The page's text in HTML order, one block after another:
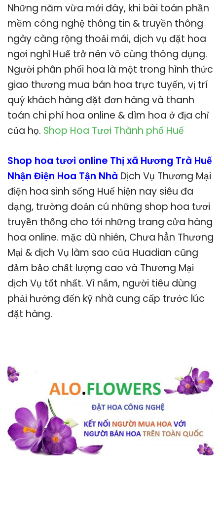
Những năm vừa mới đây, khi bài toán phần
mềm công nghệ thông tin & truyền thông
ngày càng rộng thoải mái, dịch vụ đặt hoa
ngơi nghỉ Huế trở nên vô cùng thông dụng.
Người phân phối hoa là một trong hình thức
giao thương mua bán hoa trực tuyến, vị trí
quý khách hàng đặt đơn hàng và thanh
toán chi phí hoa online & dìm hoa ở địa chỉ
của họ. Shop Hoa Tươi Thành phố Huế
Shop hoa tươi online Thị xã Hương Trà Huế
Nhận Điện Hoa Tận Nhà Dịch Vụ Thương Mại
điện hoa sinh sống Huế hiện nay siêu đa
dạng, trường đoản cú những shop hoa tươi
truyền thống cho tới những trang cửa hàng
hoa online. mặc dù nhiên, Chưa hẳn Thương
Mại & dịch Vụ làm sao của Huadian cũng
đảm bảo chất lượng cao và Thương Mại
dịch Vụ tốt nhất. Vì nắm, người tiêu dùng
phải hướng đến kỹ nhà cung cấp trước lúc
đặt hàng.